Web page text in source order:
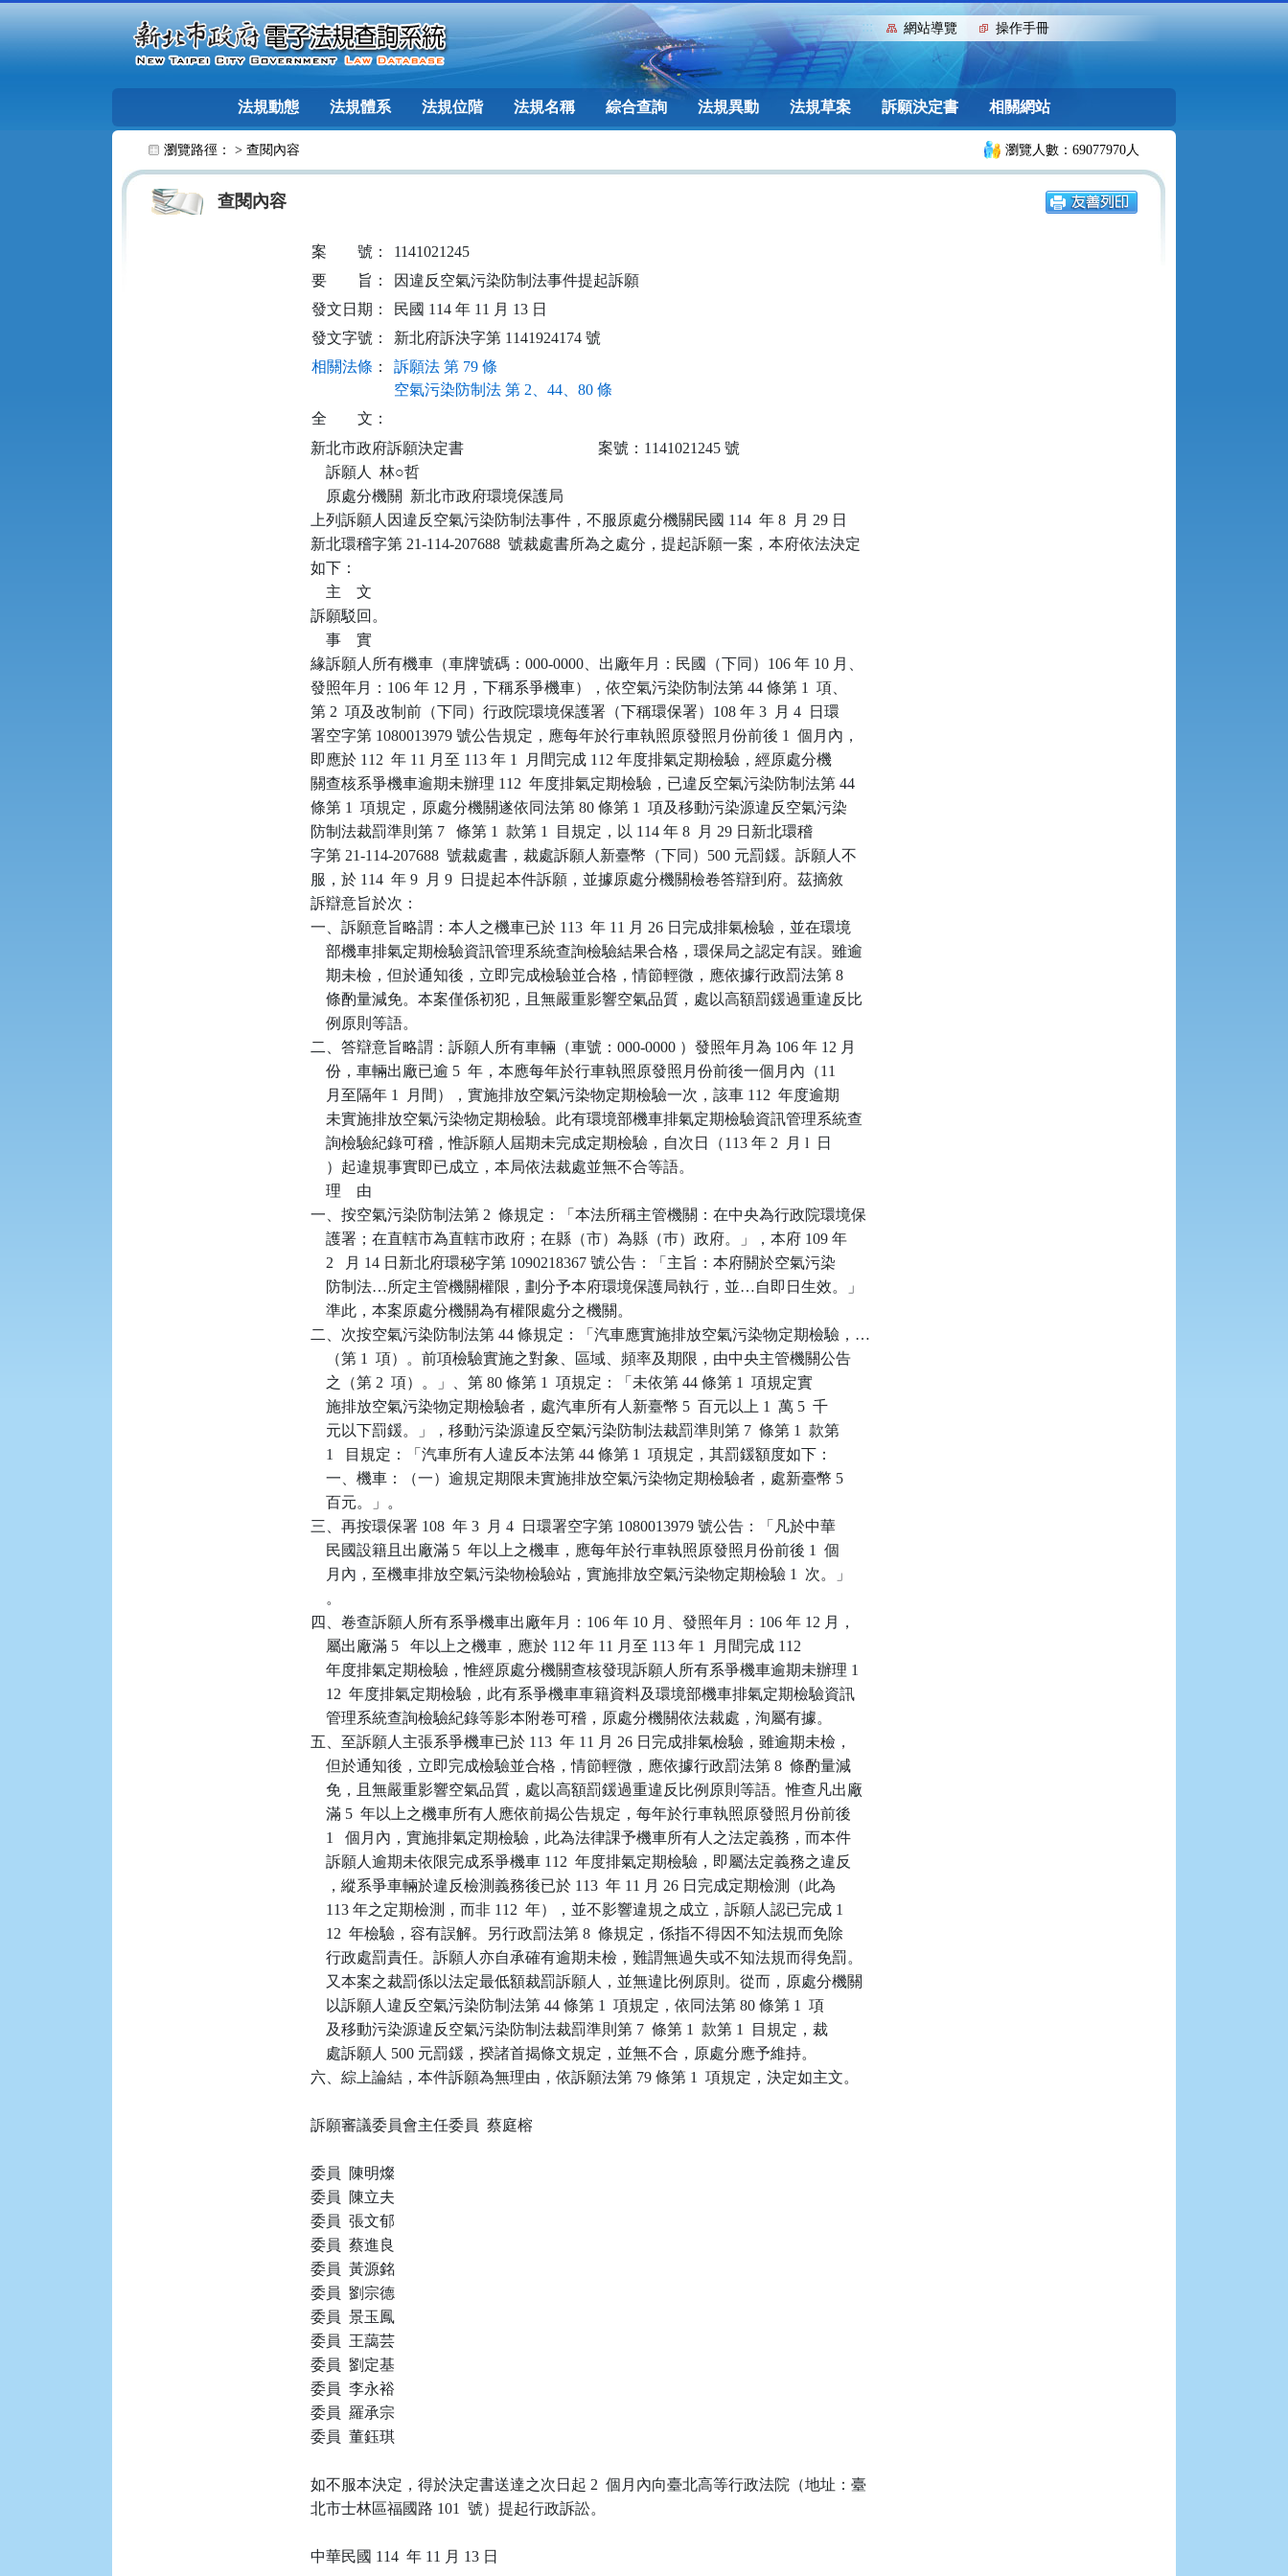
::: 網站導覽 操作手冊
法規動態 法規體系 法規位階 法規名稱 綜合查詢 法規異動 法規草案 訴願決定書 相關網站
瀏覽路徑： > 查閱內容 瀏覽人數：69077970人
查閱內容
案 號：
1141021245
要
旨：
因違反空氣污染防制法事件提起訴願
發文日期：
民國 114 年 11 月 13 日
發文字號：
新北府訴決字第 1141924174 號
相關法條 ：
訴願法 第 79 條
空氣污染防制法 第 2、44、80 條
全
文：
新北市政府訴願決定書                                   案號：1141021245 號
    訴願人  林○哲
    原處分機關  新北市政府環境保護局
上列訴願人因違反空氣污染防制法事件，不服原處分機關民國 114  年 8  月 29 日
新北環稽字第 21-114-207688  號裁處書所為之處分，提起訴願一案，本府依法決定
如下：
    主    文
訴願駁回。
    事    實
緣訴願人所有機車（車牌號碼：000-0000、出廠年月：民國（下同）106 年 10 月、
發照年月：106 年 12 月，下稱系爭機車），依空氣污染防制法第 44 條第 1  項、
第 2  項及改制前（下同）行政院環境保護署（下稱環保署）108 年 3  月 4  日環
署空字第 1080013979 號公告規定，應每年於行車執照原發照月份前後 1  個月內，
即應於 112  年 11 月至 113 年 1  月間完成 112 年度排氣定期檢驗，經原處分機
關查核系爭機車逾期未辦理 112  年度排氣定期檢驗，已違反空氣污染防制法第 44
條第 1  項規定，原處分機關遂依同法第 80 條第 1  項及移動污染源違反空氣污染
防制法裁罰準則第 7   條第 1  款第 1  目規定，以 114 年 8  月 29 日新北環稽
字第 21-114-207688  號裁處書，裁處訴願人新臺幣（下同）500 元罰鍰。訴願人不
服，於 114  年 9  月 9  日提起本件訴願，並據原處分機關檢卷答辯到府。茲摘敘
訴辯意旨於次：
一、訴願意旨略謂：本人之機車已於 113  年 11 月 26 日完成排氣檢驗，並在環境
    部機車排氣定期檢驗資訊管理系統查詢檢驗結果合格，環保局之認定有誤。雖逾
    期未檢，但於通知後，立即完成檢驗並合格，情節輕微，應依據行政罰法第 8
    條酌量減免。本案僅係初犯，且無嚴重影響空氣品質，處以高額罰鍰過重違反比
    例原則等語。
二、答辯意旨略謂：訴願人所有車輛（車號：000-0000 ）發照年月為 106 年 12 月
    份，車輛出廠已逾 5  年，本應每年於行車執照原發照月份前後一個月內（11
    月至隔年 1  月間），實施排放空氣污染物定期檢驗一次，該車 112  年度逾期
    未實施排放空氣污染物定期檢驗。此有環境部機車排氣定期檢驗資訊管理系統查
    詢檢驗紀錄可稽，惟訴願人屆期未完成定期檢驗，自次日（113 年 2  月 l  日
    ）起違規事實即已成立，本局依法裁處並無不合等語。
    理    由
一、按空氣污染防制法第 2  條規定：「本法所稱主管機關：在中央為行政院環境保
    護署；在直轄市為直轄市政府；在縣（市）為縣（巿）政府。」，本府 109 年
    2   月 14 日新北府環秘字第 1090218367 號公告：「主旨：本府關於空氣污染
    防制法…所定主管機關權限，劃分予本府環境保護局執行，並…自即日生效。」
    準此，本案原處分機關為有權限處分之機關。
二、次按空氣污染防制法第 44 條規定：「汽車應實施排放空氣污染物定期檢驗，…
    （第 1  項）。前項檢驗實施之對象、區域、頻率及期限，由中央主管機關公告
    之（第 2  項）。」、第 80 條第 1  項規定：「未依第 44 條第 1  項規定實
    施排放空氣污染物定期檢驗者，處汽車所有人新臺幣 5  百元以上 1  萬 5  千
    元以下罰鍰。」，移動污染源違反空氣污染防制法裁罰準則第 7  條第 1  款第
    1   目規定：「汽車所有人違反本法第 44 條第 1  項規定，其罰鍰額度如下：
    一、機車：（一）逾規定期限未實施排放空氣污染物定期檢驗者，處新臺幣 5
    百元。」。
三、再按環保署 108  年 3  月 4  日環署空字第 1080013979 號公告：「凡於中華
    民國設籍且出廠滿 5  年以上之機車，應每年於行車執照原發照月份前後 1  個
    月內，至機車排放空氣污染物檢驗站，實施排放空氣污染物定期檢驗 1  次。」
    。
四、卷查訴願人所有系爭機車出廠年月：106 年 10 月、發照年月：106 年 12 月，
    屬出廠滿 5   年以上之機車，應於 112 年 11 月至 113 年 1  月間完成 112
    年度排氣定期檢驗，惟經原處分機關查核發現訴願人所有系爭機車逾期未辦理 1
    12  年度排氣定期檢驗，此有系爭機車車籍資料及環境部機車排氣定期檢驗資訊
    管理系統查詢檢驗紀錄等影本附卷可稽，原處分機關依法裁處，洵屬有據。
五、至訴願人主張系爭機車已於 113  年 11 月 26 日完成排氣檢驗，雖逾期未檢，
    但於通知後，立即完成檢驗並合格，情節輕微，應依據行政罰法第 8  條酌量減
    免，且無嚴重影響空氣品質，處以高額罰鍰過重違反比例原則等語。惟查凡出廠
    滿 5  年以上之機車所有人應依前揭公告規定，每年於行車執照原發照月份前後
    1   個月內，實施排氣定期檢驗，此為法律課予機車所有人之法定義務，而本件
    訴願人逾期未依限完成系爭機車 112  年度排氣定期檢驗，即屬法定義務之違反
    ，縱系爭車輛於違反檢測義務後已於 113  年 11 月 26 日完成定期檢測（此為
    113 年之定期檢測，而非 112  年），並不影響違規之成立，訴願人認已完成 1
    12  年檢驗，容有誤解。另行政罰法第 8  條規定，係指不得因不知法規而免除
    行政處罰責任。訴願人亦自承確有逾期未檢，難謂無過失或不知法規而得免罰。
    又本案之裁罰係以法定最低額裁罰訴願人，並無違比例原則。從而，原處分機關
    以訴願人違反空氣污染防制法第 44 條第 1  項規定，依同法第 80 條第 1  項
    及移動污染源違反空氣污染防制法裁罰準則第 7  條第 1  款第 1  目規定，裁
    處訴願人 500 元罰鍰，揆諸首揭條文規定，並無不合，原處分應予維持。
六、綜上論結，本件訴願為無理由，依訴願法第 79 條第 1  項規定，決定如主文。
訴願審議委員會主任委員  蔡庭榕
委員  陳明燦
委員  陳立夫
委員  張文郁
委員  蔡進良
委員  黃源銘
委員  劉宗德
委員  景玉鳳
委員  王藹芸
委員  劉定基
委員  李永裕
委員  羅承宗
委員  董鈺琪
如不服本決定，得於決定書送達之次日起 2  個月內向臺北高等行政法院（地址：臺
北市士林區福國路 101  號）提起行政訴訟。